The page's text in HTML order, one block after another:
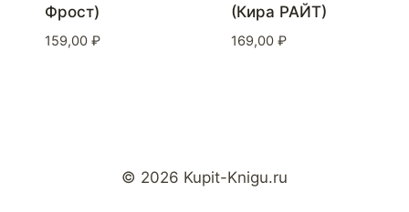
Фрост)
159,00 ₽
(Кира РАЙТ)
169,00 ₽
© 2026 Kupit-Knigu.ru